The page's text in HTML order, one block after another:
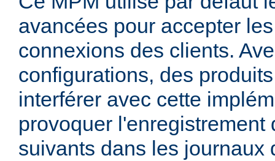
avancées pour accepter
connexions des clients.
configurations, des
interférer avec cette
provoquer l'enregistrement
suivants dans les journaux